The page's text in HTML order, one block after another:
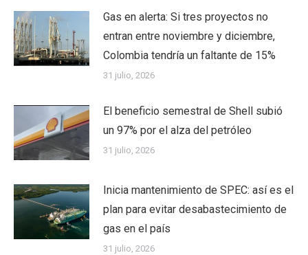
Gas en alerta: Si tres proyectos no
entran entre noviembre y diciembre,
Colombia tendría un faltante de 15%
31 julio, 2026
El beneficio semestral de Shell subió
un 97% por el alza del petróleo
31 julio, 2026
Inicia mantenimiento de SPEC: así es el
plan para evitar desabastecimiento de
gas en el país
31 julio, 2026